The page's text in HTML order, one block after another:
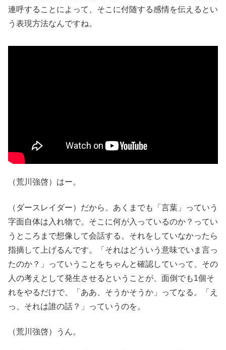
連呼することによって、そこに付随する感情を伝えるとい
う表現方法なんですね。
（荒川強啓）はー。
（ダースレイダー）だから、あくまでも「言葉」っていう
字面自体は入れ物で。そこに何が入っているのか？ってい
うところまで想像して会話する。それをしていなかったら
指摘して上げるんです。「それはどういう意味でいま言っ
たのか？」っていうことをちゃんと確認していって、その
人の考えとして発生させるということが、面倒でも1個そ
れをやるだけで、「ああ、そうかそうか」ってなる。「え
っ、それは誰の話？」っていうのを。
（荒川強啓）うん。